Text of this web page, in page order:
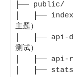
├── public/
│   ├──
主题）
│   ├── api-
测试）
│   ├── api-
│   ├──